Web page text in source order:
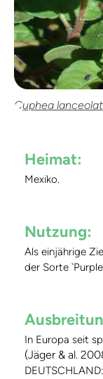
Cuphea
Heimat:
Mexiko.
Nutzung:
Als einjährige
der Sorte `Purple
In Europa seit
(Jäger & al.